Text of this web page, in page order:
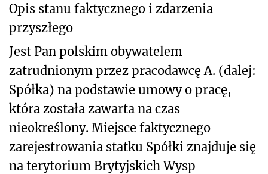
Opis stanu faktycznego i zdarzenia
przyszłego
Jest Pan polskim obywatelem
zatrudnionym przez pracodawcę A. (dalej:
Spółka) na podstawie umowy o pracę,
która została zawarta na czas
nieokreślony. Miejsce faktycznego
zarejestrowania statku Spółki znajduje się
na terytorium Brytyjskich Wysp